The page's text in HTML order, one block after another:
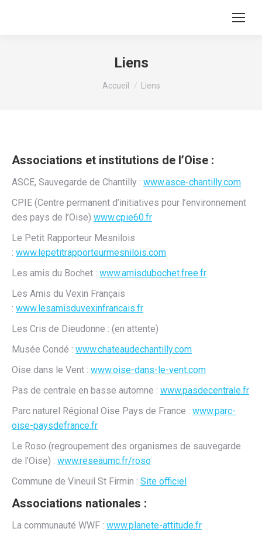
Liens
Vous êtes ici :
Accueil Liens
Associations et institutions de l’Oise :
ASCE, Sauvegarde de Chantilly : www.asce-chantilly.com
CPIE (Centre permanent d’initiatives pour l’environnement
des pays de l’Oise) www.cpie60.fr
Le Petit Rapporteur Mesnilois
: www.lepetitrapporteurmesnilois.com
Les amis du Bochet : www.amisdubochet.free.fr
Les Amis du Vexin Français
: www.lesamisduvexinfrancais.fr
Les Cris de Dieudonne : (en attente)
Musée Condé : www.chateaudechantilly.com
Oise dans le Vent : www.oise-dans-le-vent.com
Pas de centrale en basse automne : www.pasdecentrale.fr
Parc naturel Régional Oise Pays de France : www.parc-
oise-paysdefrance.fr
Le Roso (regroupement des organismes de sauvegarde
de l’Oise) : www.reseaumc.fr/roso
Commune de Vineuil St Firmin : Site officiel
Associations nationales :
La communauté WWF : www.planete-attitude.fr